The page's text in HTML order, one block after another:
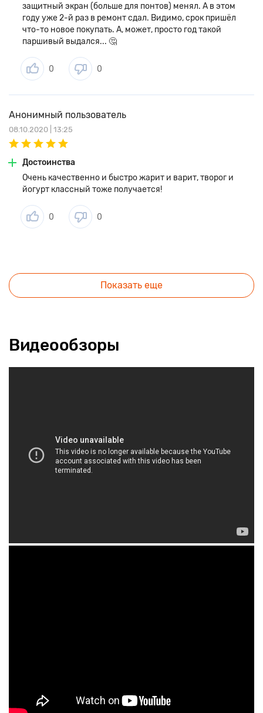
защитный экран (больше для понтов) менял. А в этом
году уже 2-й раз в ремонт сдал. Видимо, срок пришёл
что-то новое покупать. А, может, просто год такой
паршивый выдался... 🤔
0 0
Анонимный пользователь
08.10.2020 | 13:25
Достоинства
Очень качественно и быстро жарит и варит, творог и
йогурт классный тоже получается!
0 0
Показать еще
Видеообзоры